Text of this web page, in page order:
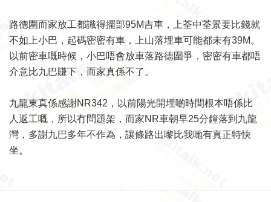
路德圍而家放工都識得擺部95M吉車，上荃中荃景要比錢就
不如上小巴，起碼密密有車，上山落埋車可能都未有39M。
以前密車嘅時候，小巴唔會放車落路德圍爭，密密有車都唔
介意比九巴賺下，而家真係不了。
九龍東真係感謝NR342，以前陽光開埋啲時間根本唔係比
人返工嘅，所以冇問題架，而家NR車朝早25分鐘落到九龍
灣，多謝九巴多年不作為，讓條路出嚟比我哋有真正特快
坐。